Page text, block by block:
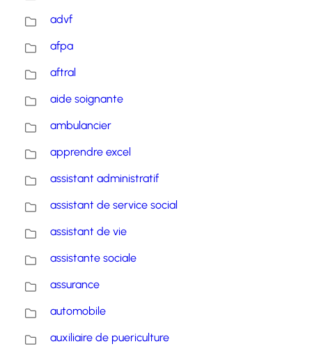
advf
afpa
aftral
aide soignante
ambulancier
apprendre excel
assistant administratif
assistant de service social
assistant de vie
assistante sociale
assurance
automobile
auxiliaire de puericulture